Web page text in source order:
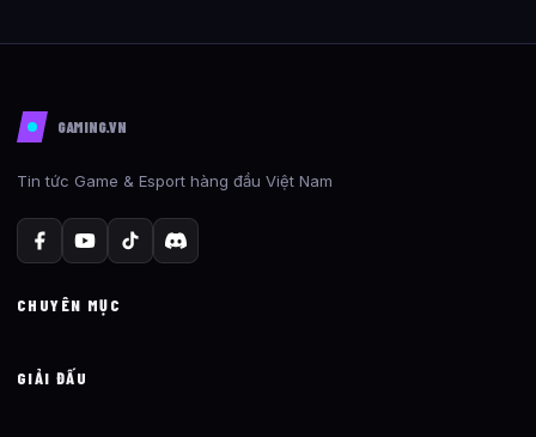
GAMING.VN
Tin tức Game & Esport hàng đầu Việt Nam
CHUYÊN MỤC
GIẢI ĐẤU